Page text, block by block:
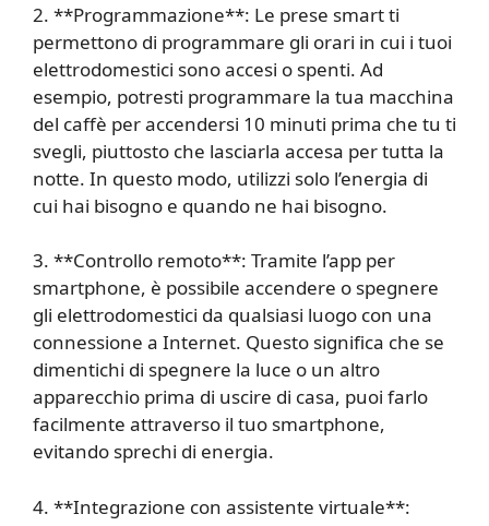
2. **Programmazione**: Le prese smart ti
permettono di programmare gli orari in cui i tuoi
elettrodomestici sono accesi o spenti. Ad
esempio, potresti programmare la tua macchina
del caffè per accendersi 10 minuti prima che tu ti
svegli, piuttosto che lasciarla accesa per tutta la
notte. In questo modo, utilizzi solo l’energia di
cui hai bisogno e quando ne hai bisogno.
3. **Controllo remoto**: Tramite l’app per
smartphone, è possibile accendere o spegnere
gli elettrodomestici da qualsiasi luogo con una
connessione a Internet. Questo significa che se
dimentichi di spegnere la luce o un altro
apparecchio prima di uscire di casa, puoi farlo
facilmente attraverso il tuo smartphone,
evitando sprechi di energia.
4. **Integrazione con assistente virtuale**: